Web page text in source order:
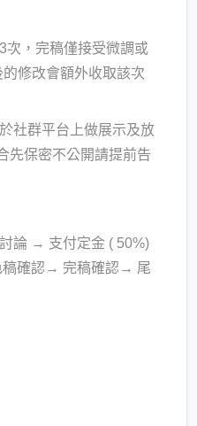
次，完稿僅接受微調或
修改會額外收取該次
社群平台上做展示及放
先保密不公開請提前告
論 → 支付定金 ( 50%)
稿確認→ 完稿確認→ 尾